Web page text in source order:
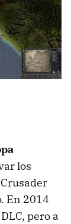
los
En 2014
pero a